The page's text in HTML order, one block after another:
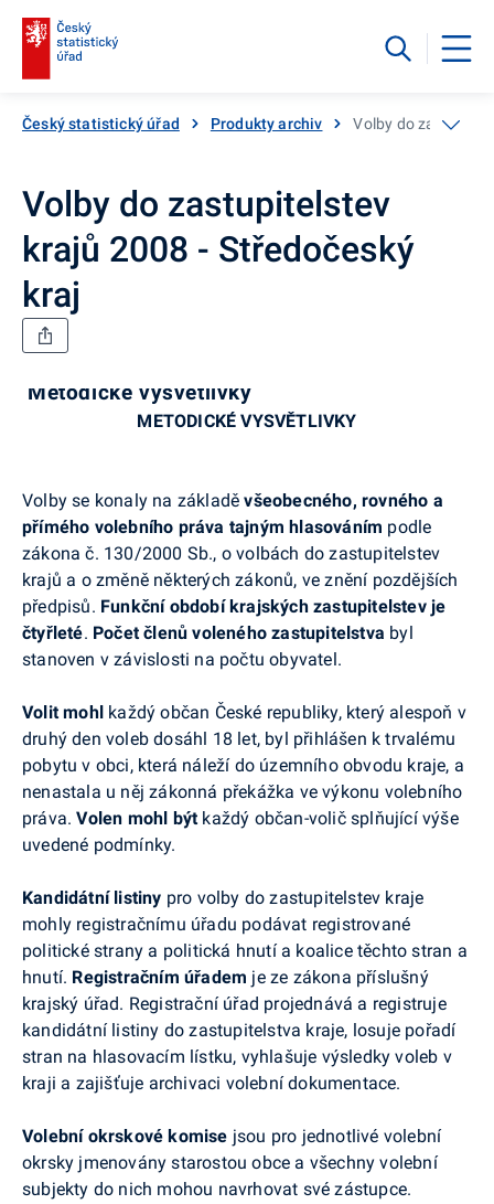
Český statistický úřad Produkty archiv Volby do
Volby do zastupitelstev
krajů 2008 - Středočeský
kraj
Metodické vysvětlivky
METODICKÉ VYSVĚTLIVKY
Volby se konaly na základěvšeobecného, rovného a
přímého volebního práva tajným hlasováním podle
zákona č. 130/2000 Sb., o volbách do zastupitelstev
krajů a o změně některých zákonů, ve znění pozdějších
předpisů. Funkční období krajských zastupitelstev je
čtyřleté. Počet členů voleného zastupitelstva byl
stanoven v závislosti na počtu obyvatel.
Volit mohl každý občan České republiky, který alespoň v
druhý den voleb dosáhl 18 let, byl přihlášen k trvalému
pobytu v obci, která náleží do územního obvodu kraje, a
nenastala u něj zákonná překážka ve výkonu volebního
práva.Volen mohl být každý občan-volič splňující výše
uvedené podmínky.
Kandidátní listiny pro volby do zastupitelstev kraje
mohly registračnímu úřadu podávat registrované
politické strany a politická hnutí a koalice těchto stran a
hnutí. Registračním úřadem je ze zákona příslušný
krajský úřad. Registrační úřad projednává a registruje
kandidátní listiny do zastupitelstva kraje, losuje pořadí
stran na hlasovacím lístku, vyhlašuje výsledky voleb v
kraji a zajišťuje archivaci volební dokumentace.
Volební okrskové komise jsou pro jednotlivé volební
okrsky jmenovány starostou obce a všechny volební
subjekty do nich mohou navrhovat své zástupce.